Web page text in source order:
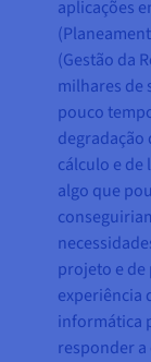
aplicações
(Gestão da
milhares de
pouco
degradação
cálculo e de
algo que
projeto e de
experiência
informática
responder a